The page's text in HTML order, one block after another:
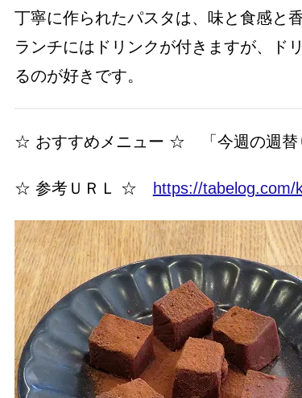
丁寧に作られたパスタは、味と食感と
ランチにはドリンクが付きますが、ド
るのが好きです。
☆ おすすめメニュー ☆ 「今週の週替
☆ 参考ＵＲＬ ☆ https://tabelog.com/